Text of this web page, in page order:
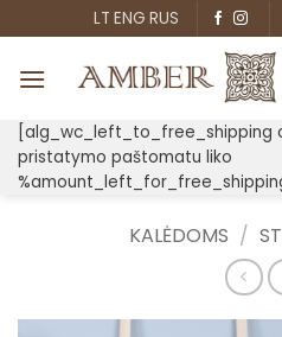
to
content
LT ENG RUS
[alg_wc_left_to_free_shipping
pristatymo paštomatu liko
KALĖDOMS /